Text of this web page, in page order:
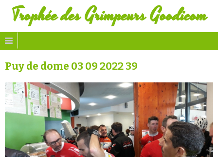
Trophée des Grimpeurs Goodicom
Puy de dome 03 09 2022 39